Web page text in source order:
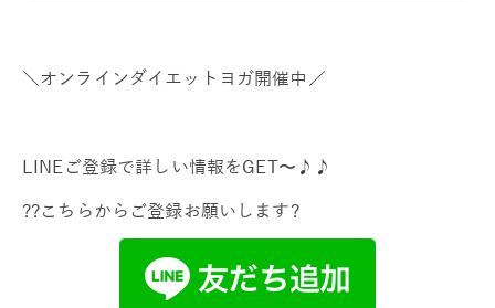
＼オンラインダイエットヨガ開催中／
LINEご登録で詳しい情報をGET〜♪♪
??こちらからご登録お願いします?